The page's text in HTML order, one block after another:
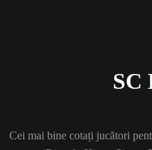
SC
Cei mai bine cotați jucători